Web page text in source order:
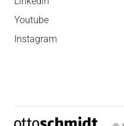
Youtube
Instagram